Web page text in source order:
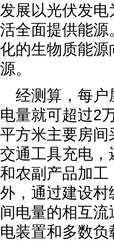
发展以光伏发
活全面提供能
化的生物质能
源。
经测算，每
电量就可超过2
平方米主要房
交通工具充电
和农副产品加
外，通过建设
间电量的相互
电装置和多数